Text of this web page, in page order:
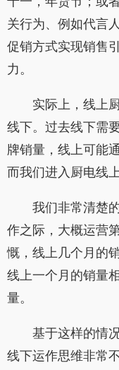
关行为、例如代言
促销方式实现销售
力。
实际上，线上
线下。过去线下需
牌销量，线上可能
而我们进入厨电线
我们非常清楚
作之际，大概运营
慨，线上几个月的
线上一个月的销量
量。
基于这样的情
线下运作思维非常